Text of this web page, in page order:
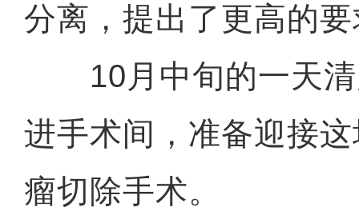
分离，提出了更高的
10月中旬的一天清
进手术间，准备迎接
瘤切除手术。